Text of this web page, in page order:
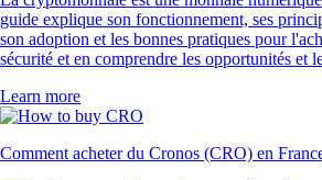
guide explique son fonctionnement, ses
son adoption et les bonnes pratiques pour
sécurité et en comprendre les opportunités et
Learn more
Comment acheter du Cronos (CRO) en